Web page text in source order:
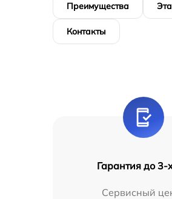
Преимущества
Контакты
Гарантия до 3-
Сервисный